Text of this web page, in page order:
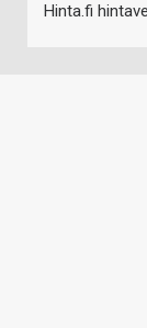
Hinta.fi